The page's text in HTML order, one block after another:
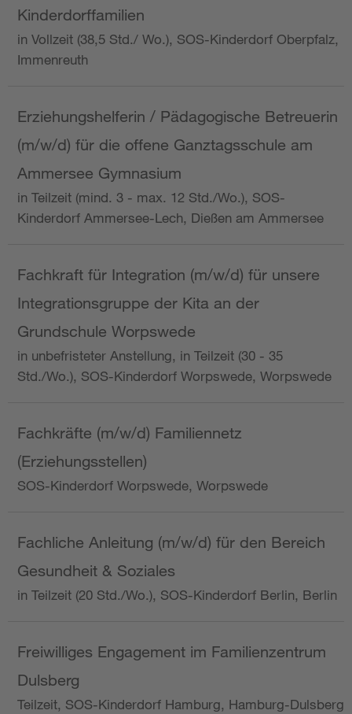
Kinderdorffamilien
in Vollzeit (38,5 Std./ Wo.), SOS-Kinderdorf Oberpfalz,
Immenreuth
Erziehungshelferin / Pädagogische Betreuerin
(m/w/d) für die offene Ganztagsschule am
Ammersee Gymnasium
in Teilzeit (mind. 3 - max. 12 Std./Wo.), SOS-
Kinderdorf Ammersee-Lech, Dießen am Ammersee
Fachkraft für Integration (m/w/d) für unsere
Integrationsgruppe der Kita an der
Grundschule Worpswede
in unbefristeter Anstellung, in Teilzeit (30 - 35
Std./Wo.), SOS-Kinderdorf Worpswede, Worpswede
Fachkräfte (m/w/d) Familiennetz
(Erziehungsstellen)
SOS-Kinderdorf Worpswede, Worpswede
Fachliche Anleitung (m/w/d) für den Bereich
Gesundheit & Soziales
in Teilzeit (20 Std./Wo.), SOS-Kinderdorf Berlin, Berlin
Freiwilliges Engagement im Familienzentrum
Dulsberg
Teilzeit, SOS-Kinderdorf Hamburg, Hamburg-Dulsberg